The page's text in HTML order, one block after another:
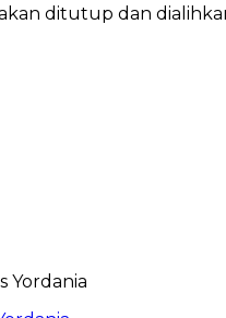
ditutup dan